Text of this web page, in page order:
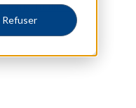
Refuser
Paris Toulouse